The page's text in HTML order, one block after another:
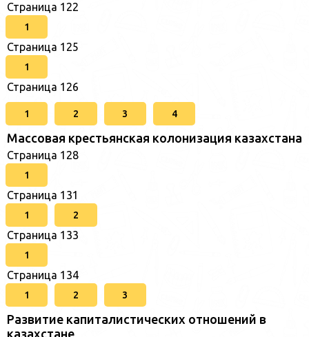
Страница 122
1
Страница 125
1
Страница 126
1 2 3 4
Массовая крестьянская колонизация казахстана
Страница 128
1
Страница 131
1 2
Страница 133
1
Страница 134
1 2 3
Развитие капиталистических отношений в
казахстане